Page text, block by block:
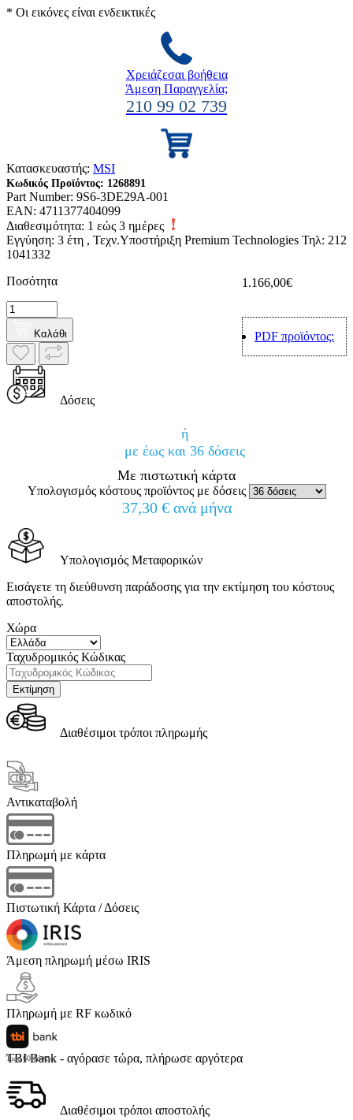
* Οι εικόνες είναι ενδεικτικές
Χρειάζεσαι βοήθεια
Άμεση Παραγγελία;
210 99 02 739
Κατασκευαστής: MSI
Κωδικός Προϊόντος: 1268891
Part Number: 9S6-3DE29A-001
EAN: 4711377404099
Διαθεσιμότητα: 1 εώς 3 ημέρες
Εγγύηση: 3 έτη , Τεχν.Υποστήριξη Premium Technologies Τηλ: 212
1041332
1.166,00€
PDF προϊόντος:
Ποσότητα
Καλάθι
Δόσεις
ή
με έως και 36 δόσεις
Με πιστωτική κάρτα
Υπολογισμός κόστους προϊόντος με δόσεις
37,30 € ανά μήνα
Υπολογισμός Μεταφορικών
Εισάγετε τη διεύθυνση παράδοσης για την εκτίμηση του κόστους
αποστολής.
Χώρα
Ταχυδρομικός Κώδικας
Διαθέσιμοι τρόποι πληρωμής
Αντικαταβολή
Πληρωμή με κάρτα
Πιστωτική Κάρτα / Δόσεις
Άμεση πληρωμή μέσω IRIS
Πληρωμή με RF κωδικό
TBI Bank - αγόρασε τώρα, πλήρωσε αργότερα
Έως 60 δόσεις
Διαθέσιμοι τρόποι αποστολής